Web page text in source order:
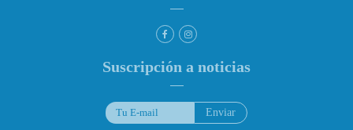
Suscripción a noticias